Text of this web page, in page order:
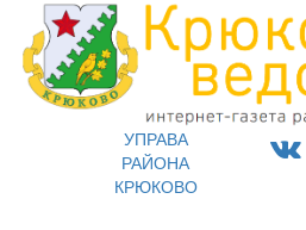
УПРАВА
РАЙОНА
КРЮКОВО